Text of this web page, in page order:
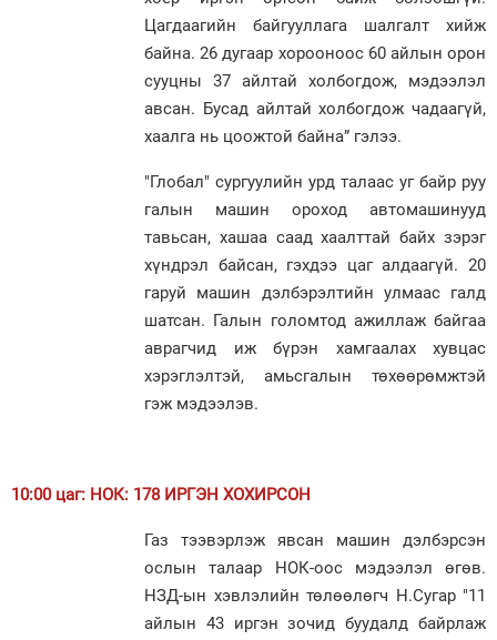
Цагдаагийн байгууллага шалгалт хийж
байна. 26 дугаар хорооноос 60 айлын орон
сууцны 37 айлтай холбогдож, мэдээлэл
авсан. Бусад айлтай холбогдож чадаагүй,
хаалга нь цоожтой байна” гэлээ.
"Глобал" сургуулийн урд талаас уг байр руу
галын машин ороход автомашинууд
тавьсан, хашаа саад хаалттай байх зэрэг
хүндрэл байсан, гэхдээ цаг алдаагүй. 20
гаруй машин дэлбэрэлтийн улмаас галд
шатсан. Галын голомтод ажиллаж байгаа
аврагчид иж бүрэн хамгаалах хувцас
хэрэглэлтэй, амьсгалын төхөөрөмжтэй
гэж мэдээлэв.
10:00 цаг: НОК: 178 ИРГЭН ХОХИРСОН
Газ тээвэрлэж явсан машин дэлбэрсэн
ослын талаар НОК-оос мэдээлэл өгөв.
НЗД-ын хэвлэлийн төлөөлөгч Н.Сугар "11
айлын 43 иргэн зочид буудалд байрлаж